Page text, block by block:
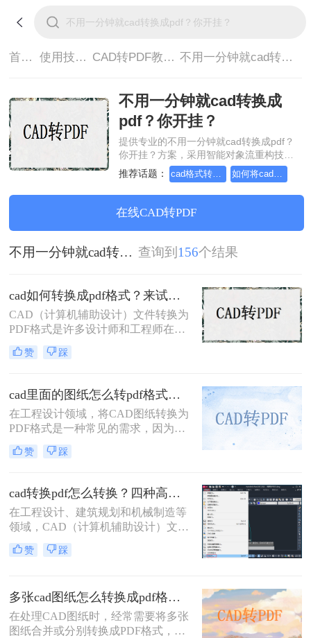
首页> 使用技巧> CAD转PDF教程> 不用一分钟就cad转换成pdf？你开挂？
不用一分钟就cad转换成
pdf？你开挂？
提供专业的不用一分钟就cad转换成pdf？
你开挂？方案，采用智能对象流重构技
术，确保文档1:1高保真还原且排版不乱
码。支持一键批量处理，全链路 SSL 加密
保障隐私安全。助您快速实现不用一分钟
就cad转换成pdf？你开挂？，无需安装，
高效办公。
推荐话题： cad格式转pdf格式，跟小编来学习吧
在线CAD转PDF
不用一分钟就cad转换成pdf？你开挂？ 查询到 156个结果
cad如何转换成pdf格式？来试试这三种方法吧！
CAD（计算机辅助设计）文件转换为
PDF格式是许多设计师和工程师在日
常工作中经常遇到的需求。PDF格式
因其跨平台兼容性和不可编辑性，成
那么CAD如何转换成PDF格式呢？本
文将介绍四种将CAD文件转换为PDF
格式的方法。
赞 踩
cad里面的图纸怎么转pdf格式？试试这3种方法！
在工程设计领域，将CAD图纸转换为
PDF格式是一种常见的需求，因为
PDF格式具有跨平台兼容性好、文件
体积小、易于分享和打印等优点。那
本文将介绍三种将CAD图纸转换为
PDF的方法。
赞 踩
cad转换pdf怎么转换？四种高效方法详解，轻松搞定格式转换！
在工程设计、建筑规划和机械制造等
领域，CAD（计算机辅助设计）文件
是承载核心设计思想的数字载体。然
而，当需要向客户展示方案、进行图
原因在于，对方可能没有安装相应的
CAD软件，或者软件版本不兼容导致
显示错误，更存在被无意中修改的风
赞 踩
多张cad图纸怎么转换成pdf格式？二种实用方法详解！
在处理CAD图纸时，经常需要将多张
图纸合并或分别转换成PDF格式，以